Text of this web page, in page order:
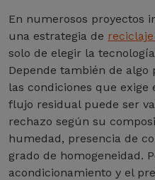
En numerosos proyectos
una estrategia de
solo de elegir la
Depende también de algo
las condiciones que exige
flujo residual puede ser
rechazo según su
humedad, presencia de
grado de homogeneidad.
acondicionamiento y el